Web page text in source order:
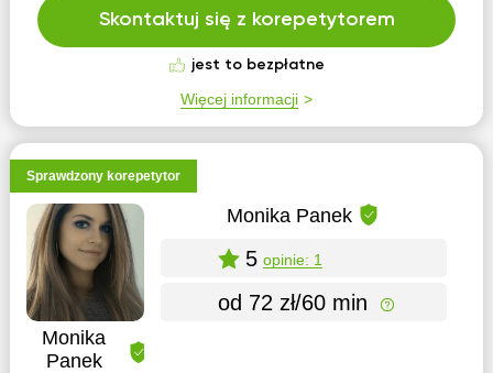
Skontaktuj się z korepetytorem
jest to bezpłatne
Więcej informacji
Sprawdzony korepetytor
Monika
Panek
Monika Panek
5 opinie: 1
od 72 zł/60 min